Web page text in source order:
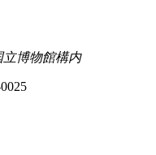
立博物館構内